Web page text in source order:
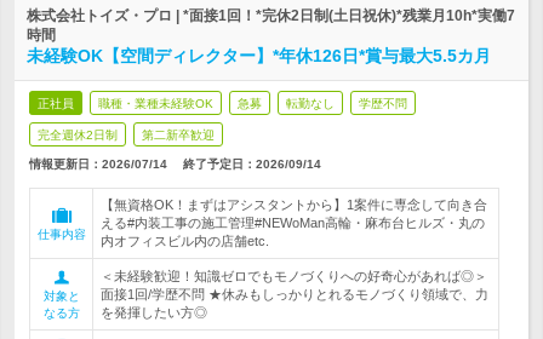
株式会社トイズ・プロ | *面接1回！*完休2日制(土日祝休)*残業月10h*実働7
時間
未経験OK【空間ディレクター】*年休126日*賞与最大5.5カ月
正社員 職種・業種未経験OK 急募 転勤なし 学歴不問
完全週休2日制 第二新卒歓迎
情報更新日：2026/07/14 終了予定日： 2026/09/14
仕事内容
【無資格OK！まずはアシスタントから】1案件に専念して向き合
える#内装工事の施工管理#NEWoMan高輪・麻布台ヒルズ・丸の
内オフィスビル内の店舗etc.
対象と
なる方
＜未経験歓迎！知識ゼロでもモノづくりへの好奇心があれば◎＞
面接1回/学歴不問 ★休みもしっかりとれるモノづくり領域で、力
を発揮したい方◎